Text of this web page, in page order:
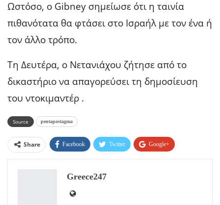
Ωστόσο, ο Gibney σημείωσε ότι η ταινία
πιθανότατα θα φτάσει στο Ισραήλ με τον ένα ή
τον άλλο τρόπο.
Τη Δευτέρα, ο Νετανιάχου ζήτησε από το
δικαστήριο να απαγορεύσει τη δημοσίευση
του ντοκιμαντέρ .
Source pentapostagma
Share Facebook Twitter Google+
Greece247